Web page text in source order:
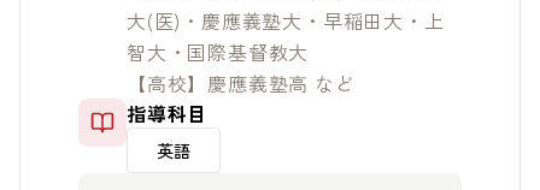
大(医)・慶應義塾大・早稲田大・上
智大・国際基督教大
【高校】慶應義塾高 など
指導科目
英語